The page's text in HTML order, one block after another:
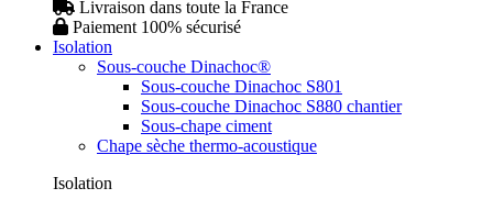
Livraison dans toute la France
Paiement 100% sécurisé
Isolation
Sous-couche Dinachoc®
Sous-couche Dinachoc S801
Sous-couche Dinachoc S880 chantier
Sous-chape ciment
Chape sèche thermo-acoustique
Isolation